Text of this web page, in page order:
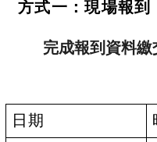
方式一：現場報到
完成報到資料
日期